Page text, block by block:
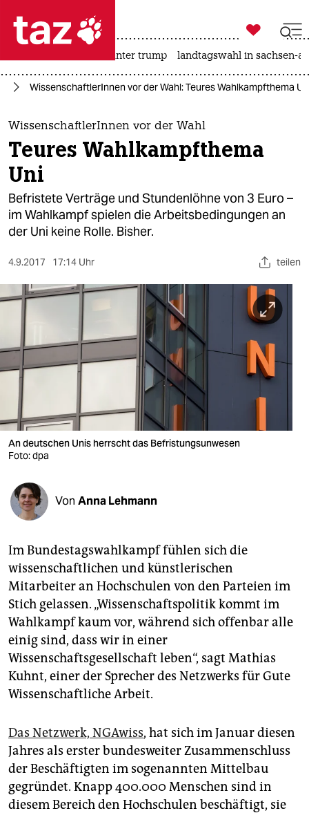
 taz zahl ich
taz zahl ich
themen
politik
öko
gesellschaft
sport
berlin
nord
wahrheit
verlag
verlag
veranstaltungen
shop
fragen & hilfe
unterstützen
abo
genossenschaft
epaper login

taz zahl ich
usa unter trump landtagswahl in sachsen-
WissenschaftlerInnen vor der Wahl: Teures Wahlkampfthema
WissenschaftlerInnen vor der Wahl
Teures Wahlkampfthema
Uni
Befristete Verträge und Stundenlöhne von 3 Euro –
im Wahlkampf spielen die Arbeitsbedingungen an
der Uni keine Rolle. Bisher.
4.9.2017 17:14 Uhr teilen
An deutschen Unis herrscht das Befristungsunwesen
Foto: dpa
Von Anna Lehmann
Im Bundestagswahlkampf fühlen sich die
wissenschaftlichen und künstlerischen
Mitarbeiter an Hochschulen von den Parteien im
Stich gelassen. „Wissenschaftspolitik kommt im
Wahlkampf kaum vor, während sich offenbar alle
einig sind, dass wir in einer
Wissenschaftsgesellschaft leben“, sagt Mathias
Kuhnt, einer der Sprecher des Netzwerks für Gute
Wissenschaftliche Arbeit.
Das Netzwerk, NGAwiss, hat sich im Januar diesen
Jahres als erster bundesweiter Zusammenschluss
der Beschäftigten im sogenannten Mittelbau
gegründet. Knapp 400.000 Menschen sind in
diesem Bereich den Hochschulen beschäftigt, sie